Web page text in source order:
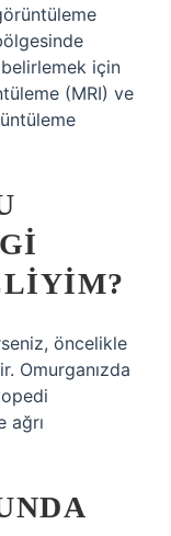
için
(MRI) ve
öncelikle
Omurganızda
ağrı